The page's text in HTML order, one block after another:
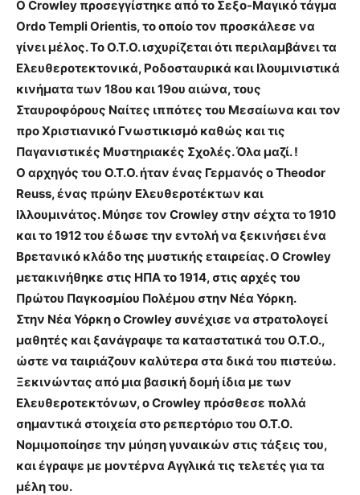
Ο Crowley προσεγγίστηκε από το Σεξο-Μαγικό τάγμα
Ordo Templi Orientis, το οποίο τον προσκάλεσε να
γίνει μέλος. Το Ο.Τ.Ο. ισχυρίζεται ότι περιλαμβάνει τα
Ελευθεροτεκτονικά, Ροδοσταυρικά και Ιλουμινιστικά
κινήματα των 18ου και 19ου αιώνα, τους
Σταυροφόρους Ναίτες ιππότες του Μεσαίωνα και τον
προ Χριστιανικό Γνωστικισμό καθώς και τις
Παγανιστικές Μυστηριακές Σχολές. Όλα μαζί. !
Ο αρχηγός του Ο.Τ.Ο. ήταν ένας Γερμανός ο Theodor
Reuss,ένας πρώην Ελευθεροτέκτων και
Ιλλουμινάτος.Μύησε τον Crowley στην σέχτα το 1910
και το 1912 του έδωσε την εντολή να ξεκινήσει ένα
Βρετανικό κλάδο της μυστικής εταιρείας. Ο Crowley
μετακινήθηκε στις HΠΑ το 1914, στις αρχές του
Πρώτου Παγκοσμίου Πολέμου στην Νέα Υόρκη.
Στην Νέα Υόρκη ο Crowley συνέχισε να στρατολογεί
μαθητές και ξανάγραψε τα καταστατικά του Ο.Τ.Ο.,
ώστε να ταιριάζουν καλύτερα στα δικά του πιστεύω.
Ξεκινώντας από μια βασική δομή ίδια με των
Ελευθεροτεκτόνων, ο Crowley πρόσθεσε πολλά
σημαντικά στοιχεία στο ρεπερτόριο του Ο.Τ.Ο.
Νομιμοποίησε την μύηση γυναικών στις τάξεις του,
και έγραψε με μοντέρνα Αγγλικά τις τελετές για τα
μέλη του.